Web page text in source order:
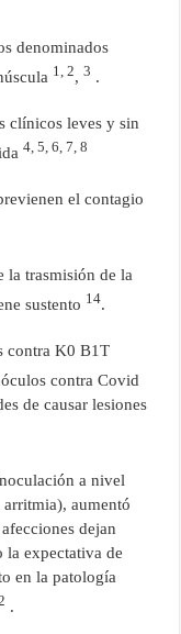
denominados
1, 2,3 .
clínicos leves y sin
4, 5, 6, 7, 8
el contagio
la trasmisión de la
sustento 14.
contra K0 B1T
contra Covid
de causar lesiones
a nivel
aumentó
dejan
la expectativa de
en la patología
.